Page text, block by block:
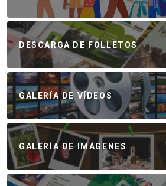
DESCARGA DE FOLLETOS
GALERÍA DE VÍDEOS
GALERÍA DE IMÁGENES